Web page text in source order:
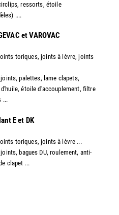
ressorts, étoile
....
et VAROVAC
toriques, joints à lèvre, joints
palettes, lame clapets,
étoile d'accouplement, filtre
...
E et DK
toriques, joints à lèvre ...
bagues DU, roulement, anti-
clapet ...​